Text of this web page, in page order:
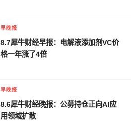
早晚报
8.7犀牛财经早报：电解液添加剂VC价
格一年涨了4倍
早晚报
8.6犀牛财经晚报：公募持仓正向AI应
用领域扩散